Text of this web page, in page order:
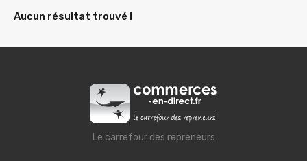
Aucun résultat trouvé !
Le carrefour des repreneurs